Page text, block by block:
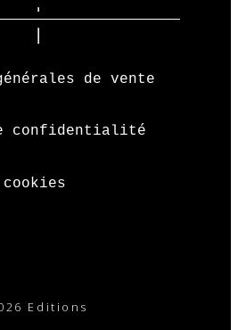
de vente
confidentialité
Editions